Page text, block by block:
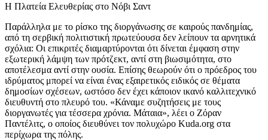
Η Πλατεία Ελευθερίας στο Νόβι Σαντ
Παράλληλα με το ρίσκο της διοργάνωσης σε καιρούς πανδημίας,
από τη σερβική πολιτιστική πρωτεύουσα δεν λείπουν τα αρνητικά
σχόλια: Οι επικριτές διαμαρτύρονται ότι δίνεται έμφαση στην
εξωτερική λάμψη των πρότζεκτ, αντί στη βιωσιμότητα, στο
αποτέλεσμα αντί στην ουσία. Επίσης θεωρούν ότι ο πρόεδρος του
ιδρύματος μπορεί να είναι ένας εξαιρετικός ειδικός σε θέματα
δημοσίων σχέσεων, ωστόσο δεν έχει κάποιον ικανό καλλιτεχνικό
διευθυντή στο πλευρό του. «Κάναμε συζητήσεις με τους
διοργανωτές για τέσσερα χρόνια. Μάταια», λέει ο Ζόραν
Παντέλιτς, ο οποίος διευθύνει τον πολυχώρο Kuda.org στα
περίχωρα της πόλης.